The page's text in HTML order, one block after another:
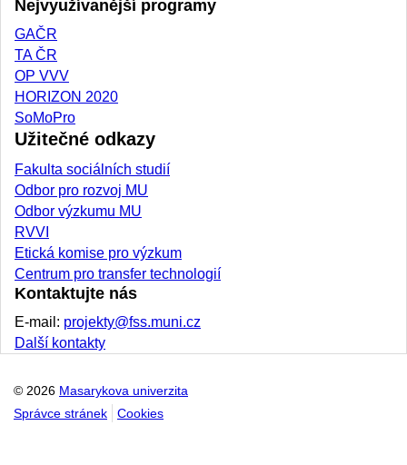
Nejvyužívanější programy
GAČR
TA ČR
OP VVV
HORIZON 2020
SoMoPro
Užitečné odkazy
Fakulta sociálních studií
Odbor pro rozvoj MU
Odbor výzkumu MU
RVVI
Etická komise pro výzkum
Centrum pro transfer technologií
Kontaktujte nás
E-mail: projekty@fss.muni.cz
Další kontakty
© 2026 Masarykova univerzita
Správce stránek
Cookies